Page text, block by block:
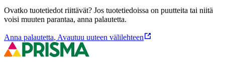
Ovatko tuotetiedot riittävät? Jos tuotetiedoissa on puutteita tai niitä
voisi muuten parantaa, anna palautetta.
Anna palautetta, Avautuu uuteen välilehteen